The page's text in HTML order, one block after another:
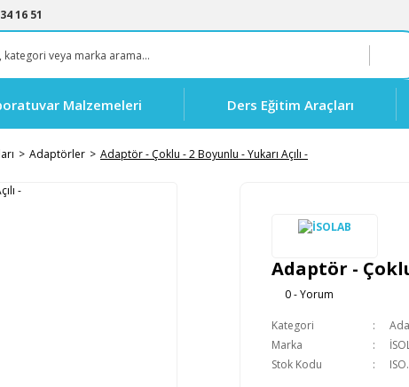
16 51
Malzemeleri Ders Eğitim Araçları
Adaptörler Adaptör - Çoklu - 2 Boyunlu - Yukarı Açılı -
Adaptör -
0 - Yorum
Kategori
Marka
Stok Kodu